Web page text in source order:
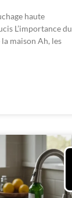
haute
L’importance du
maison Ah, les